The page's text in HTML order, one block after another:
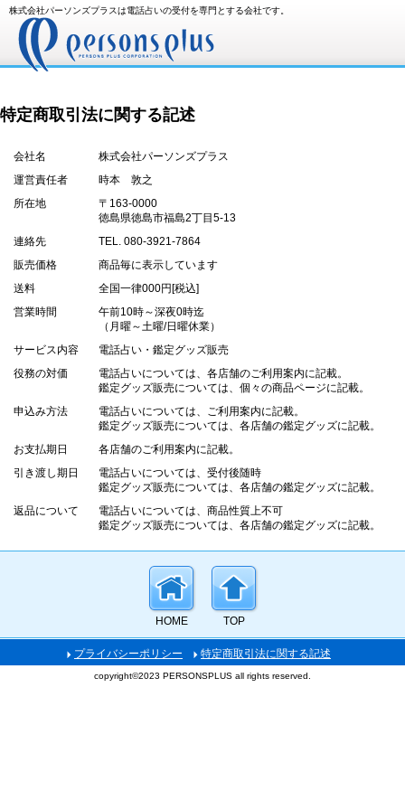
株式会社パーソンズプラスは電話占いの受付を専門とする会社です。
特定商取引法に関する記述
会社名
株式会社パーソンズプラス
運営責任者
時本 敦之
所在地
〒163-0000
徳島県徳島市福島2丁目5-13
連絡先
TEL. 080-3921-7864
販売価格
商品毎に表示しています
送料
全国一律000円[税込]
営業時間
午前10時～深夜0時迄
（月曜～土曜/日曜休業）
サービス内容
電話占い・鑑定グッズ販売
役務の対価
電話占いについては、各店舗のご利用案内に記載。
鑑定グッズ販売については、個々の商品ページに記載。
申込み方法
電話占いについては、ご利用案内に記載。
鑑定グッズ販売については、各店舗の鑑定グッズに記載。
お支払期日
各店舗のご利用案内に記載。
引き渡し期日
電話占いについては、受付後随時
鑑定グッズ販売については、各店舗の鑑定グッズに記載。
返品について
電話占いについては、商品性質上不可
鑑定グッズ販売については、各店舗の鑑定グッズに記載。
HOME TOP
プライバシーポリシー 特定商取引法に関する記述
copyright©2023 PERSONSPLUS all rights reserved.